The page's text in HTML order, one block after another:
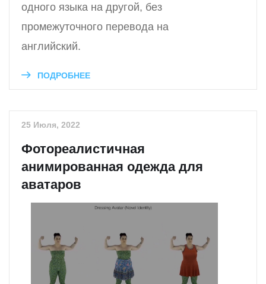
одного языка на другой, без
промежуточного перевода на
английский.
ПОДРОБНЕЕ
25 Июля, 2022
Фотореалистичная
анимированная одежда для
аватаров